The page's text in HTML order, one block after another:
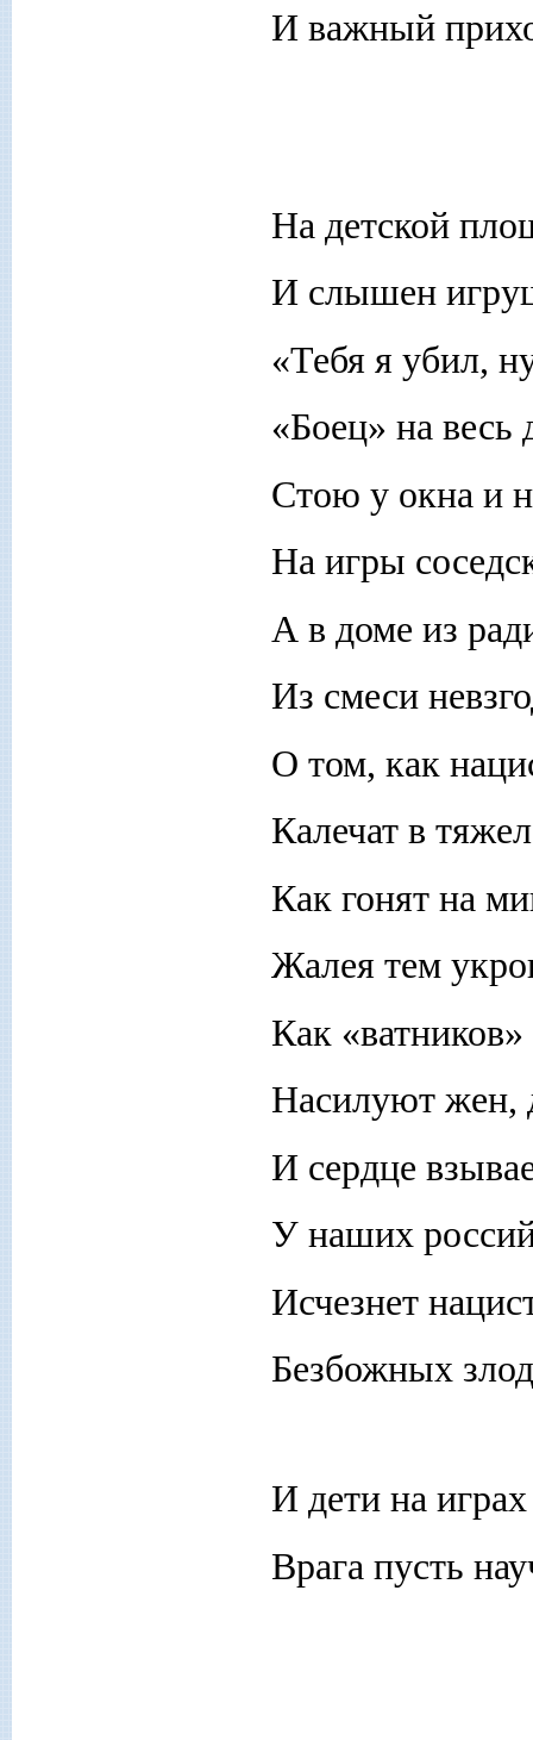
И важный
На детской
И слышен
«Тебя я убил,
«Боец» на весь
Стою у окна и
На игры
А в доме из
Из смеси
О том, как
Калечат в
Как гонят на
Жалея тем
Как
Насилуют жен,
И сердце
У наших
Исчезнет
Безбожных
И дети на
Врага пусть